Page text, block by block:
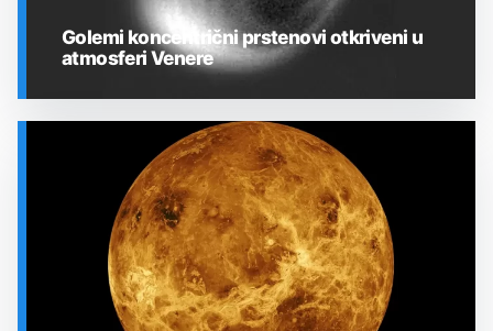
Golemi koncentrični prstenovi otkriveni u
atmosferi Venere